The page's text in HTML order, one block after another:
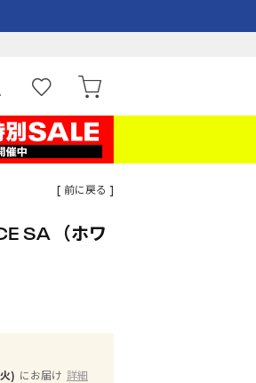
[ 前に戻る ]
SA （ホワ
) にお届け 詳細